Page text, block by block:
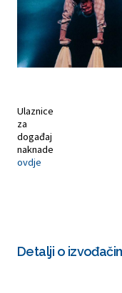
Ulaznice
za
događaj
naknade
ovdje
Detalji o